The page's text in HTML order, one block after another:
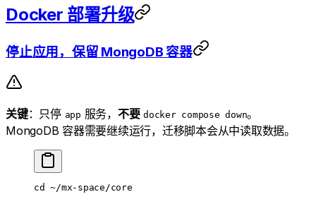
Docker 部署升级
停止应用，保留 MongoDB 容器
关键：只停 app 服务， 不要 docker compose down。
MongoDB 容器需要继续运行，迁移脚本会从中读取数据。
cd ~/mx-space/core